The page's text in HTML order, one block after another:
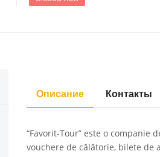
Описание Контакты
“Favorit-Tour” este o
vouchere de călătorie, bilete de